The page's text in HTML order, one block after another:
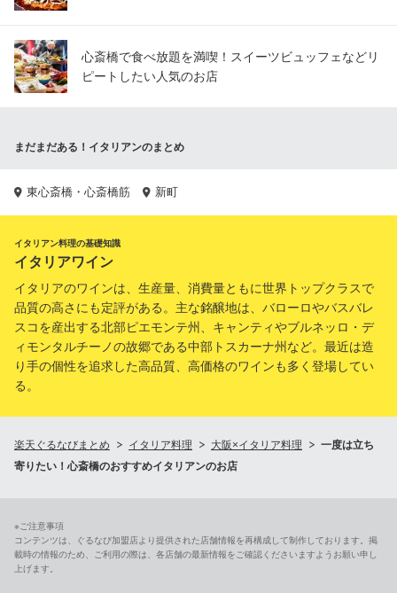
心斎橋で食べ放題を満喫！スイーツビュッフェなどリ
ピートしたい人気のお店
まだまだある！イタリアンのまとめ
東心斎橋・心斎橋筋 新町
イタリアン料理の基礎知識
イタリアワイン
イタリアのワインは、生産量、消費量ともに世界トップクラスで
品質の高さにも定評がある。主な銘醸地は、バローロやバスバレ
スコを産出する北部ピエモンテ州、キャンティやブルネッロ・デ
ィモンタルチーノの故郷である中部トスカーナ州など。最近は造
り手の個性を追求した高品質、高価格のワインも多く登場してい
る。
楽天ぐるなびまとめ イタリア料理 大阪×イタリア料理
一度は立ち
寄りたい！心斎橋のおすすめイタリアンのお店
※ご注意事項
コンテンツは、ぐるなび加盟店より提供された店舗情報を再構成して制作しております。掲
載時の情報のため、ご利用の際は、各店舗の最新情報をご確認くださいますようお願い申し
上げます。